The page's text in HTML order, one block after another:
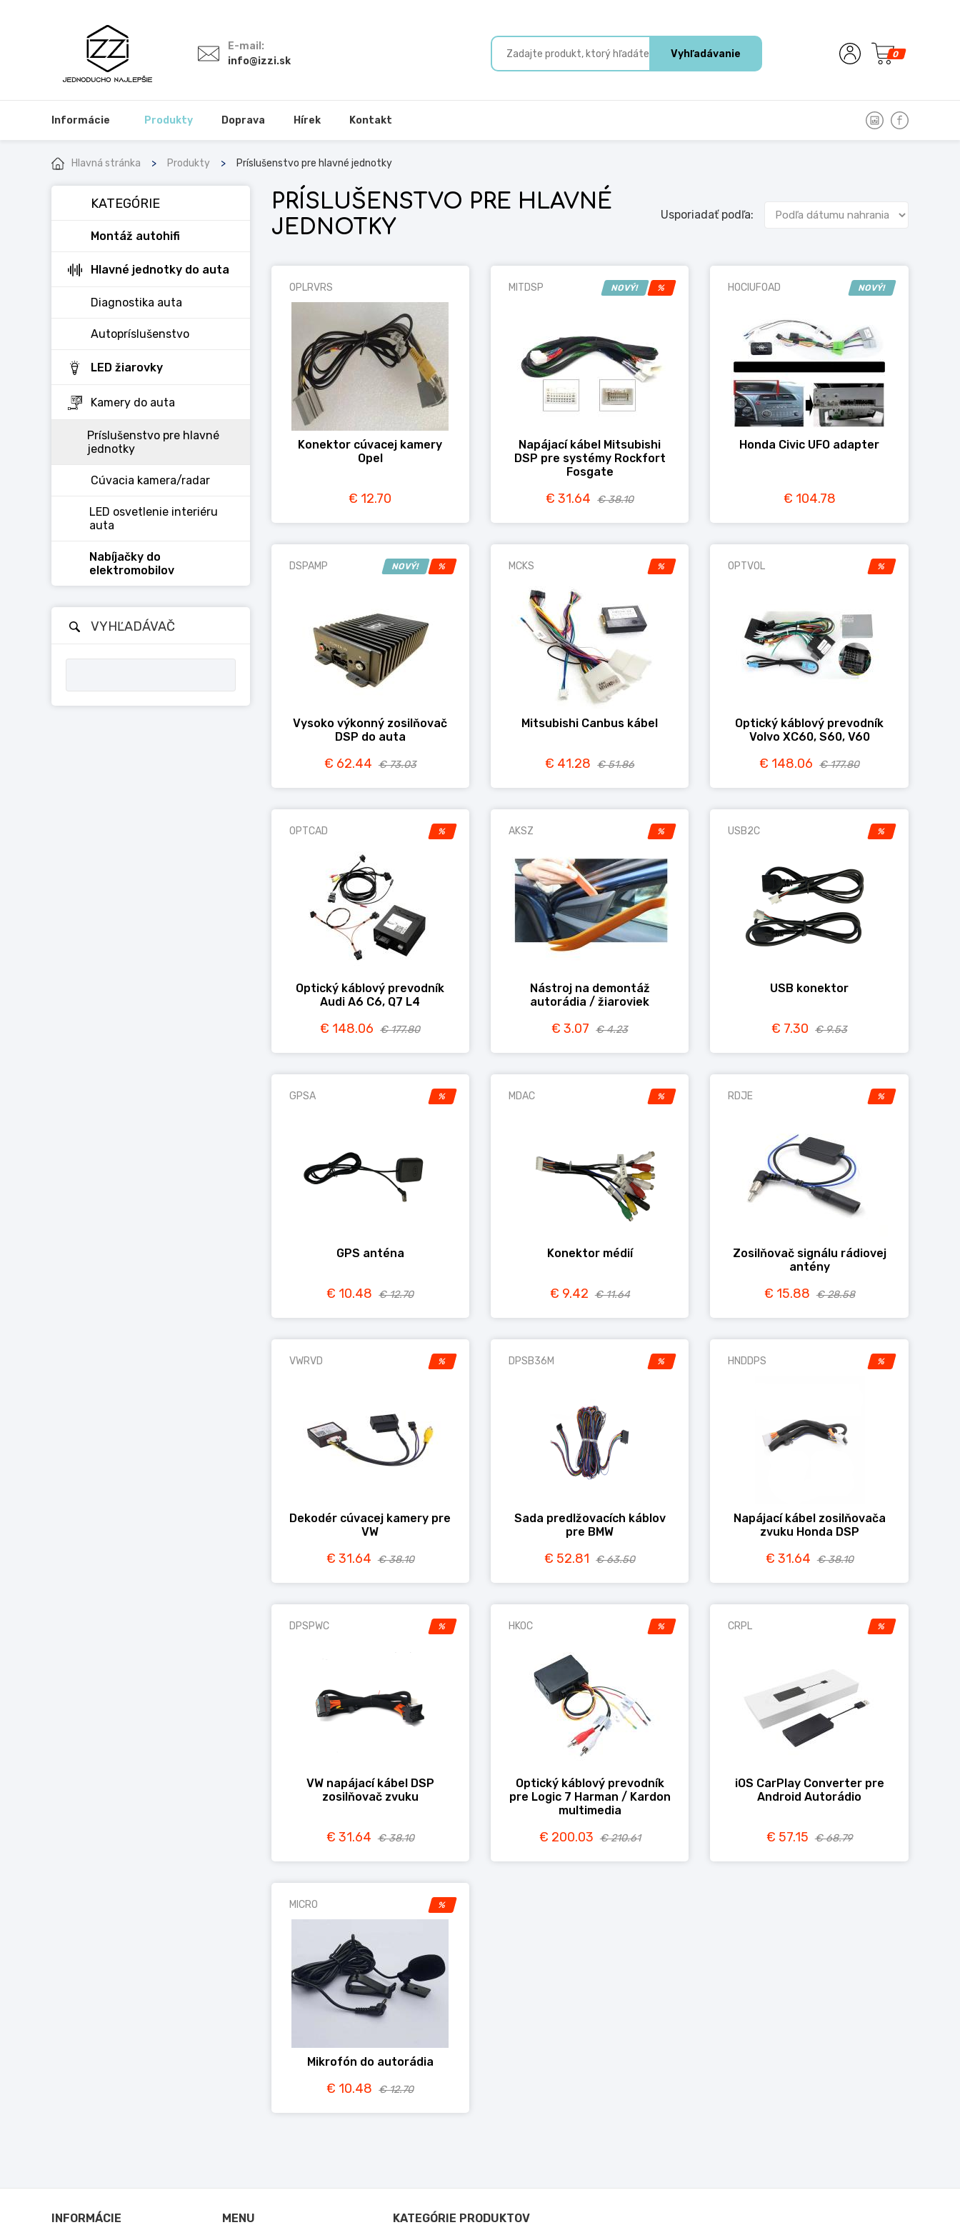
E-mail:
info@izzi.sk
Vyhľadávanie 0
Informácie Produkty Doprava Hírek Kontakt
Hlavná stránka Produkty Príslušenstvo pre hlavné jednotky
KATEGÓRIE
Montáž autohifi
Hlavné jednotky do auta
Diagnostika auta
Autopríslušenstvo
LED žiarovky
Kamery do auta
Príslušenstvo pre hlavné
jednotky
Cúvacia kamera/radar
LED osvetlenie interiéru
auta
Nabíjačky do
elektromobilov
VYHĽADÁVAČ
PRÍSLUŠENSTVO PRE HLAVNÉ
JEDNOTKY
Usporiadať podľa:
OPLRVRS
Konektor cúvacej kamery
Opel
€ 12.70
NOVÝ! %
MITDSP
Napájací kábel Mitsubishi
DSP pre systémy Rockfort
Fosgate
€ 31.64 € 38.10
NOVÝ!
HOCIUFOAD
Honda Civic UFO adapter
€ 104.78
NOVÝ! %
DSPAMP
Vysoko výkonný zosilňovač
DSP do auta
€ 62.44 € 73.03
%
MCKS
Mitsubishi Canbus kábel
€ 41.28 € 51.86
%
OPTVOL
Optický káblový prevodník
Volvo XC60, S60, V60
€ 148.06 € 177.80
%
OPTCAD
Optický káblový prevodník
Audi A6 C6, Q7 L4
€ 148.06 € 177.80
%
AKSZ
Nástroj na demontáž
autorádia / žiaroviek
€ 3.07 € 4.23
%
USB2C
USB konektor
€ 7.30 € 9.53
%
GPSA
GPS anténa
€ 10.48 € 12.70
%
MDAC
Konektor médií
€ 9.42 € 11.64
%
RDJE
Zosilňovač signálu rádiovej
antény
€ 15.88 € 28.58
%
VWRVD
Dekodér cúvacej kamery pre
VW
€ 31.64 € 38.10
%
DPSB36M
Sada predlžovacích káblov
pre BMW
€ 52.81 € 63.50
%
HNDDPS
Napájací kábel zosilňovača
zvuku Honda DSP
€ 31.64 € 38.10
%
DPSPWC
VW napájací kábel DSP
zosilňovač zvuku
€ 31.64 € 38.10
%
HKOC
Optický káblový prevodník
pre Logic 7 Harman / Kardon
multimedia
€ 200.03 € 210.61
%
CRPL
iOS CarPlay Converter pre
Android Autorádio
€ 57.15 € 68.79
%
MICRO
Mikrofón do autorádia
€ 10.48 € 12.70
INFORMÁCIE MENU KATEGÓRIE PRODUKTOV